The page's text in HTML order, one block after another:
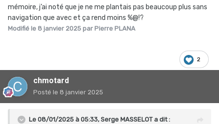
mémoire, j’ai noté que je ne me plantais pas beaucoup plus sans
navigation que avec et ça rend moins %@!?
Modifié le 8 janvier 2025 par Pierre PLANA
2
chmotard
Posté le 8 janvier 2025
Le 08/01/2025 à 05:33, Serge MASSELOTa dit :